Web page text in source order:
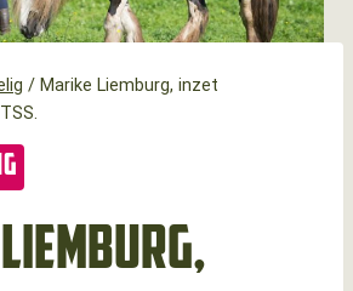
/ Marike Liemburg, inzet